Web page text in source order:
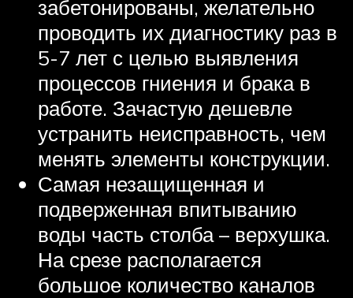
забетонированы, желательно
проводить их диагностику раз в
5-7 лет с целью выявления
процессов гниения и брака в
работе. Зачастую дешевле
устранить неисправность, чем
менять элементы конструкции.
Самая незащищенная и
подверженная впитыванию
воды часть столба – верхушка.
На срезе располагается
большое количество каналов